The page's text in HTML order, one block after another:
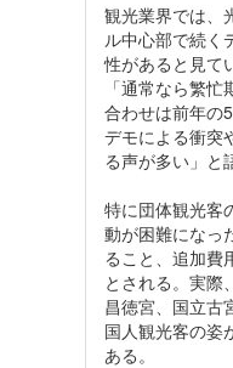
観光業界では、
ル中心部で続く
性があると見て
「通常なら繁
合わせは前年の
デモによる衝突
る声が多い」と
特に団体観光客
動が困難になっ
ること、追加費
とされる。実際
昌徳宮、国立古
国人観光客の姿
ある。